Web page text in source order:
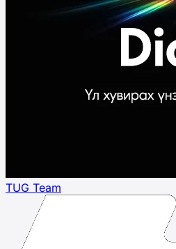
TUG Team